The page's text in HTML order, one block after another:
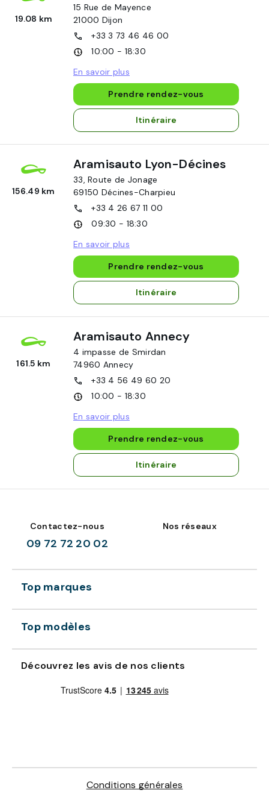
19.08 km
15 Rue de Mayence
21000 Dijon
+33 3 73 46 46 00
10:00 - 18:30
En savoir plus
Prendre rendez-vous
Itinéraire
156.49 km
Aramisauto Lyon-Décines
33, Route de Jonage
69150 Décines-Charpieu
+33 4 26 67 11 00
09:30 - 18:30
En savoir plus
Prendre rendez-vous
Itinéraire
161.5 km
Aramisauto Annecy
4 impasse de Smirdan
74960 Annecy
+33 4 56 49 60 20
10:00 - 18:30
En savoir plus
Prendre rendez-vous
Itinéraire
Contactez-nous
09 72 72 20 02
Nos réseaux
Top marques
Top modèles
Découvrez les avis de nos clients
Conditions générales